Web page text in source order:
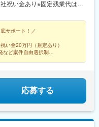
祝い金あり※固定残業代は、
分は追加で支給【頑張りが給
をしっかり評価する当社。
れます。★実際、スキルや
した方も！==【モデル年収
代前半Webサービスの運用・
/ React / PostgreSQL）■年
企業向けノーコードシステ
サポート！／
い金20万円（規定あり）
ど案件自由選択制
応募する